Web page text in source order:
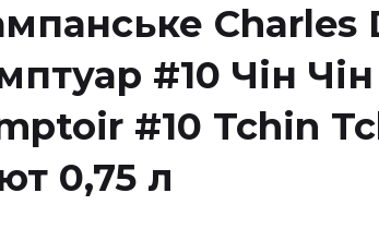
#10 Чін
#10 Tchin
0,75 л